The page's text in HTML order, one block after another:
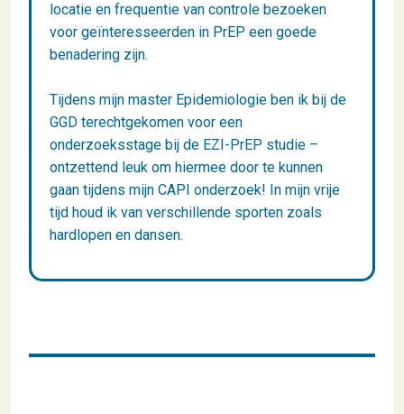
locatie en frequentie van controle bezoeken
voor geïnteresseerden in PrEP een goede
benadering zijn.
Tijdens mijn master Epidemiologie ben ik bij de
GGD terechtgekomen voor een
onderzoeksstage bij de EZI-PrEP studie –
ontzettend leuk om hiermee door te kunnen
gaan tijdens mijn CAPI onderzoek! In mijn vrije
tijd houd ik van verschillende sporten zoals
hardlopen en dansen.